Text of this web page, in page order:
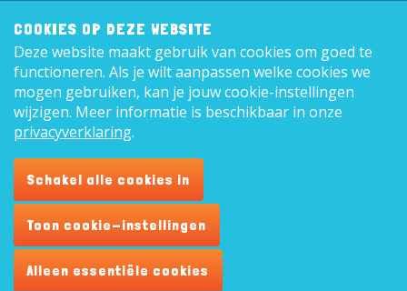
8,9
COOKIES OP DEZE WEBSITE
Deze website maakt gebruik van cookies om goed te
functioneren. Als je wilt aanpassen welke cookies we
mogen gebruiken, kan je jouw cookie-instellingen
wijzigen. Meer informatie is beschikbaar in onze
privacyverklaring.
Schakel alle cookies in
Toon cookie-instellingen
Alleen essentiële cookies